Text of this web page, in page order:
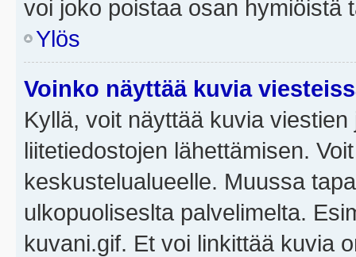
voi joko poistaa osan hymiöistä
Ylös
Voinko näyttää kuvia
Kyllä, voit näyttää kuvia
liitetiedostojen lähettämisen.
keskustelualueelle. Muussa
ulkopuoliseslta palvelimelta.
kuvani.gif. Et voi linkittää kuvia